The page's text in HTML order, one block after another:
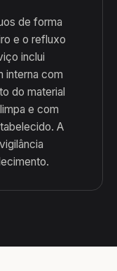
de forma
e o refluxo
inclui
interna com
do material
e com
A